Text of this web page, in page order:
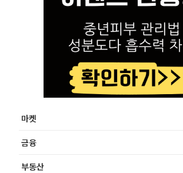
마켓
금융
부동산